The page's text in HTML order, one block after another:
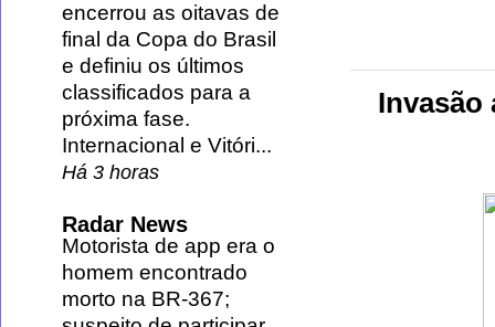
Invasão
encerrou as oitavas de
final da Copa do Brasil
e definiu os últimos
classificados para a
próxima fase.
Internacional e Vitóri...
Há 3 horas
Radar News
Motorista de app era o
homem encontrado
morto na BR-367;